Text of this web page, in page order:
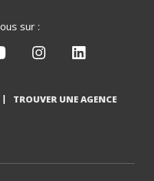
sur :
TROUVER UNE AGENCE